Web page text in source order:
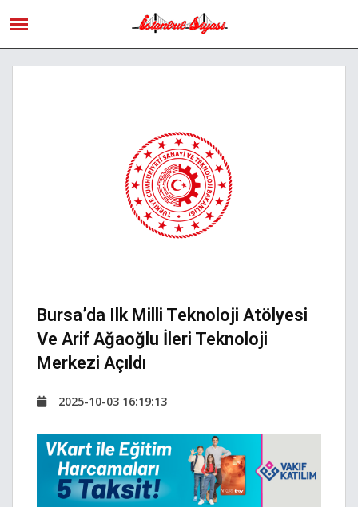
Bursa’da Ilk Milli Teknoloji Atölyesi
Ve Arif Ağaoğlu İleri Teknoloji
Merkezi Açıldı
2025-10-03 16:19:13